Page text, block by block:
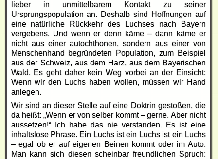
lieber in unmittelbarem Kontakt zu seiner
Ursprungspopulation an. Deshalb sind Hoffnungen auf
eine natürliche Rückkehr des Luchses nach Bayern
vergebens. Und wenn er denn käme – dann käme er
nicht aus einer autochthonen, sondern aus einer von
Menschenhand begründeten Population, zum Beispiel
aus der Schweiz, aus dem Harz, aus dem Bayerischen
Wald. Es geht daher kein Weg vorbei an der Einsicht:
Wenn wir den Luchs haben wollen, müssen wir Hand
anlegen.
Wir sind an dieser Stelle auf eine Doktrin gestoßen, die
da heißt: „Wenn er von selber kommt – gerne. Aber nicht
aussetzen!“ Ich habe das nie verstanden. Es ist eine
inhaltslose Phrase. Ein Luchs ist ein Luchs ist ein Luchs
– egal ob er auf eigenen Beinen kommt oder im Auto.
Man kann sich diesen scheinbar freundlichen Spruch: